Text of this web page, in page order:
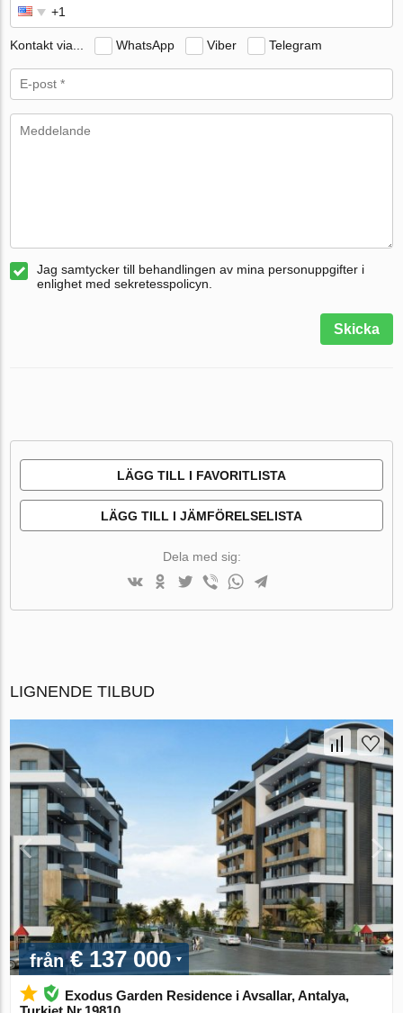
Kontakt via... WhatsApp Viber Telegram
Jag samtycker till behandlingen av mina personuppgifter i
enlighet med sekretesspolicyn.
Skicka
LÄGG TILL I FAVORITLISTA
LÄGG TILL I JÄMFÖRELSELISTA
Dela med sig:
LIGNENDE TILBUD
från€ 137 000
Exodus Garden Residence i Avsallar, Antalya,